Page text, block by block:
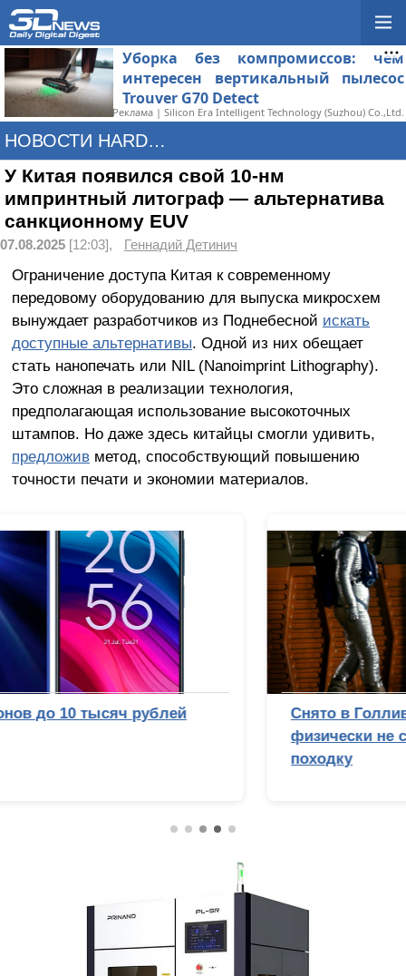
Уборка без компромиссов: чем
интересен вертикальный пылесос
Trouver G70 Detect
Реклама | Silicon Era Intelligent Technology (Suzhou) Co.,Ltd.
НОВОСТИ HARDWARE
У Китая появился свой 10-нм
импринтный литограф — альтернатива
санкционному EUV
07.08.2025 [12:03], Геннадий Детинич
Ограничение доступа Китая к современному
передовому оборудованию для выпуска микросхем
вынуждает разработчиков из Поднебесной искать
доступные альтернативы. Одной из них обещает
стать нанопечать или NIL (Nanoimprint Lithography).
Это сложная в реализации технология,
предполагающая использование высокоточных
штампов. Но даже здесь китайцы смогли удивить,
предложивметод, способствующий повышению
точности печати и экономии материалов.
Снято в Голливуде? Почему Стэнли Кубрик
физически не смог бы подделать лунную